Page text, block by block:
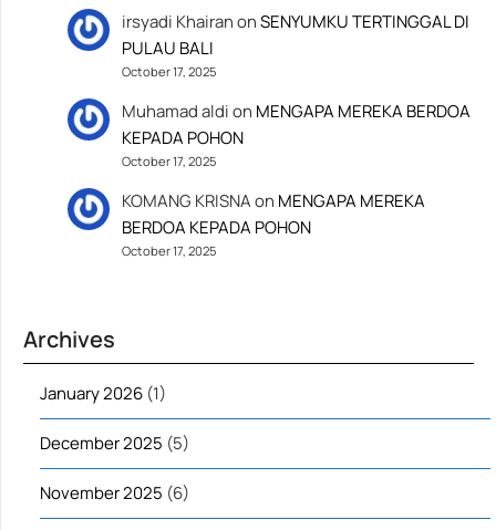
irsyadi KhairanonSENYUMKU TERTINGGAL DI
PULAU BALI
October 17, 2025
Muhamad aldion MENGAPA MEREKA BERDOA
KEPADA POHON
October 17, 2025
KOMANG KRISNAon MENGAPA MEREKA
BERDOA KEPADA POHON
October 17, 2025
Archives
January 2026 (1)
December 2025 (5)
November 2025 (6)